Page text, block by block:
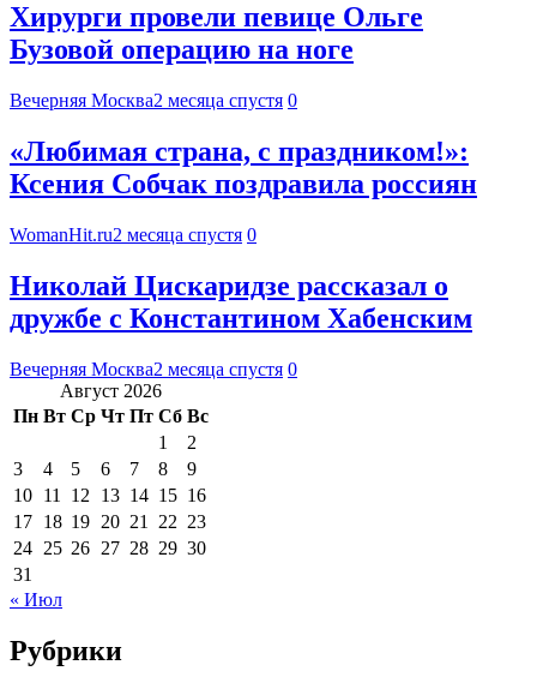
Хирурги провели певице Ольге
Бузовой операцию на ноге
Вечерняя Москва2 месяца спустя 0
«Любимая страна, с праздником!»:
Ксения Собчак поздравила россиян
WomanHit.ru2 месяца спустя 0
Николай Цискаридзе рассказал о
дружбе с Константином Хабенским
Вечерняя Москва2 месяца спустя 0
Август 2026
Пн Вт Ср Чт Пт Сб Вс
1
2
3
4 5 6 7 8
9
10 11 12 13 14 15 16
17 18 19 20 21 22 23
24 25 26 27 28 29 30
31
« Июл
Рубрики